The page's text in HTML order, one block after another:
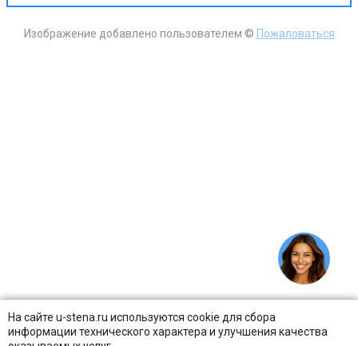
На сайте u-stena.ru используются cookie для сбора
информации технического характера и улучшения качества
Изображение добавлено пользователем © Пожаловаться